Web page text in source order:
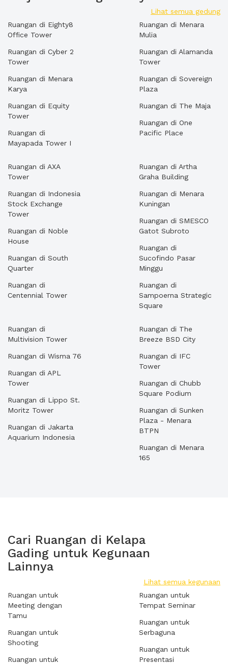
Lihat semua gedung
Ruangan di Eighty8
Office Tower
Ruangan di Cyber 2
Tower
Ruangan di Menara
Karya
Ruangan di Equity
Tower
Ruangan di
Mayapada Tower I
Ruangan di Menara
Mulia
Ruangan di Alamanda
Tower
Ruangan di Sovereign
Plaza
Ruangan di The Maja
Ruangan di One
Pacific Place
Ruangan di AXA
Tower
Ruangan di Indonesia
Stock Exchange
Tower
Ruangan di Noble
House
Ruangan di South
Quarter
Ruangan di
Centennial Tower
Ruangan di Artha
Graha Building
Ruangan di Menara
Kuningan
Ruangan di SMESCO
Gatot Subroto
Ruangan di
Sucofindo Pasar
Minggu
Ruangan di
Sampoerna Strategic
Square
Ruangan di
Multivision Tower
Ruangan di Wisma 76
Ruangan di APL
Tower
Ruangan di Lippo St.
Moritz Tower
Ruangan di Jakarta
Aquarium Indonesia
Ruangan di The
Breeze BSD City
Ruangan di IFC
Tower
Ruangan di Chubb
Square Podium
Ruangan di Sunken
Plaza - Menara
BTPN
Ruangan di Menara
165
Cari Ruangan di Kelapa
Gading untuk Kegunaan
Lainnya
Lihat semua kegunaan
Ruangan untuk
Meeting dengan
Tamu
Ruangan untuk
Shooting
Ruangan untuk
Ruangan untuk
Tempat Seminar
Ruangan untuk
Serbaguna
Ruangan untuk
Presentasi